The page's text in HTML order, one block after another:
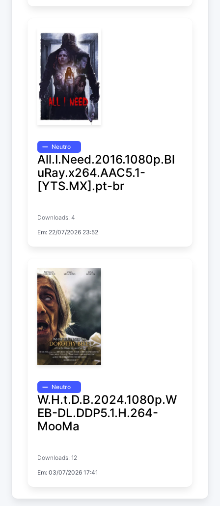
Neutro
All.I.Need.2016.1080p.Bl
uRay.x264.AAC5.1-
[YTS.MX].pt-br
Downloads: 4
Em: 22/07/2026 23:52
Neutro
W.H.t.D.B.2024.1080p.W
EB-DL.DDP5.1.H.264-
MooMa
Downloads: 12
Em: 03/07/2026 17:41